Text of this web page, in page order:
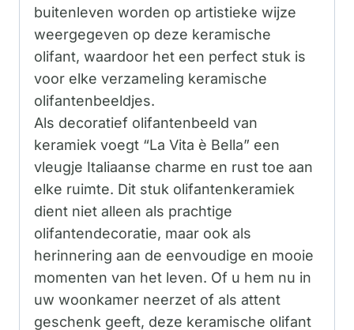
buitenleven worden op artistieke wijze
weergegeven op deze keramische
olifant, waardoor het een perfect stuk is
voor elke verzameling keramische
olifantenbeeldjes.
Als decoratief olifantenbeeld van
keramiek voegt “La Vita è Bella” een
vleugje Italiaanse charme en rust toe aan
elke ruimte. Dit stuk olifantenkeramiek
dient niet alleen als prachtige
olifantendecoratie, maar ook als
herinnering aan de eenvoudige en mooie
momenten van het leven. Of u hem nu in
uw woonkamer neerzet of als attent
geschenk geeft, deze keramische olifant